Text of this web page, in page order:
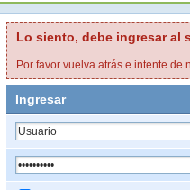
Lo siento, debe ingresar al
Por favor vuelva atrás e intente de
Ingresar